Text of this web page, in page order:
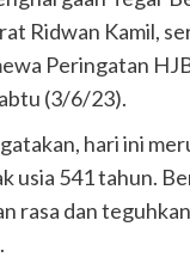
Ridwan Kamil,
Peringatan
(3/6/23).
hari ini
usia 541 tahun.
rasa dan